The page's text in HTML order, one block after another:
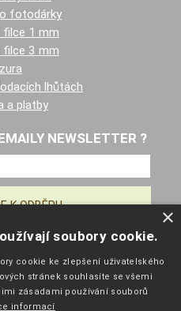
fotodárky
filce 1 mm
filce 3 mm
lhůtách
a platby
NEWSLETTER ?
strana
zboží
×
soubory cookie.
cookie ke zlepšení uživatelského
stránek souhlasíte se všemi
zásadami používání souborů
informací